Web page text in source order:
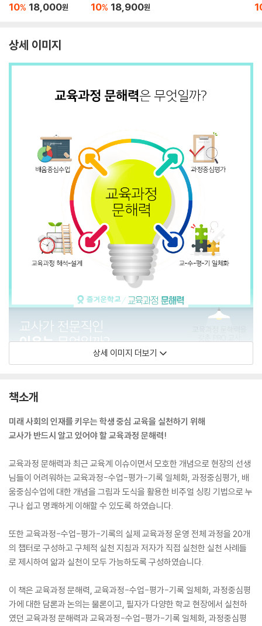
022 개정 교육과정
10% 18,000원
&미술 수업 편 with 20
10% 18,900원
상세 이미지
상세 이미지 더보기
책소개
미래 사회의 인재를 키우는 학생 중심 교육을 실천하기 위해
교사가 반드시 알고 있어야 할 교육과정 문해력!
교육과정 문해력과 최근 교육계 이슈이면서 모호한 개념으로 현장의 선생
님들이 어려워하는 교육과정-수업-평가-기록 일체화, 과정중심평가, 배
움중심수업에 대한 개념을 그림과 도식을 활용한 비주얼 싱킹 기법으로 누
구나 쉽고 명쾌하게 이해할 수 있도록 하였습니다.
또한 교육과정-수업-평가-기록의 실제 교육과정 운영 전체 과정을 20개
의 챕터로 구성하고 구체적 실천 지침과 저자가 직접 실천한 실천 사례들
로 제시하여 앎과 실천이 모두 가능하도록 구성하였습니다.
이 책은 교육과정 문해력, 교육과정-수업-평가-기록 일체화, 과정중심평
가에 대한 담론과 논의는 물론이고, 필자가 다양한 학교 현장에서 실천하
였던 교육과정 문해력과 교육과정-수업-평가-기록 일체화, 과정중심평